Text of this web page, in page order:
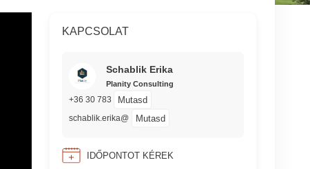
KAPCSOLAT
Schablik Erika
Planity Consulting
+36 30 783 Mutasd
schablik.erika@ Mutasd
IDŐPONTOT KÉREK